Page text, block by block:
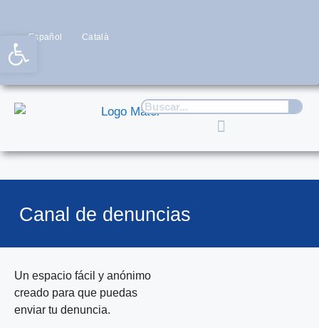
Español Català
Canal de denuncias
Un espacio fácil y anónimo
creado para que puedas
enviar tu denuncia.
Abrir barra de herramientas